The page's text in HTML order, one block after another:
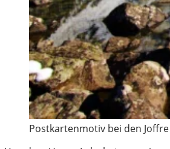
Postkartenmotiv bei den Joffre